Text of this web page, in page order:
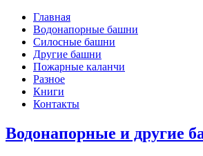
Главная
Водонапорные башни
Силосные башни
Другие башни
Пожарные каланчи
Разное
Книги
Контакты
Водонапорные и другие